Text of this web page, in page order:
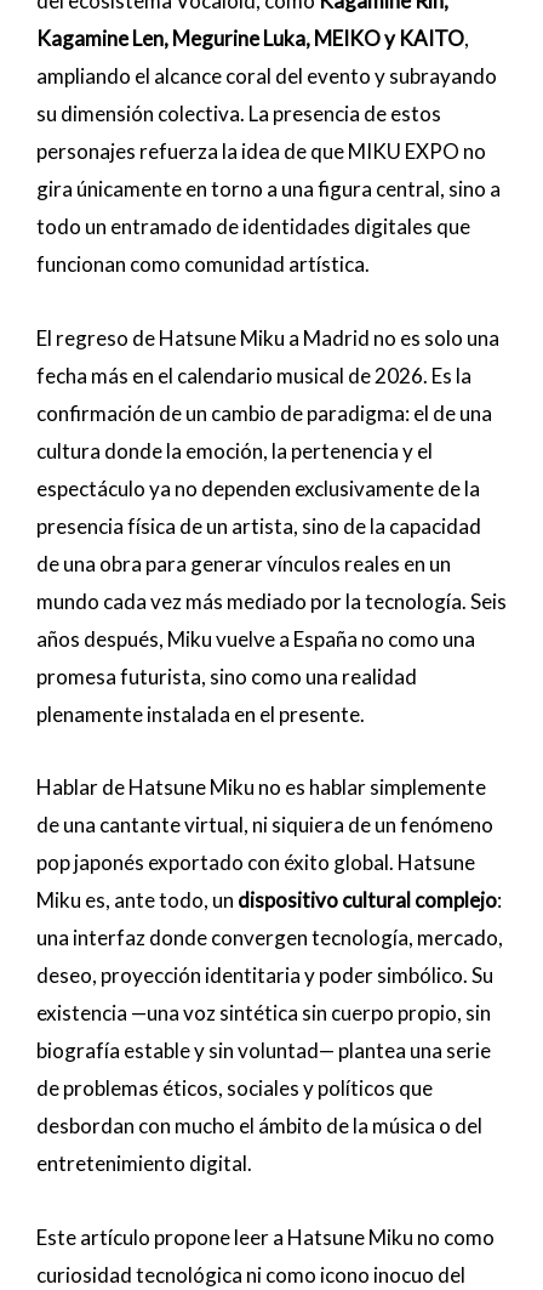
Kagamine Len, Megurine Luka, MEIKO y KAITO,
ampliando el alcance coral del evento y subrayando
su dimensión colectiva. La presencia de estos
personajes refuerza la idea de que MIKU EXPO no
gira únicamente en torno a una figura central, sino a
todo un entramado de identidades digitales que
funcionan como comunidad artística.
El regreso de Hatsune Miku a Madrid no es solo una
fecha más en el calendario musical de 2026. Es la
confirmación de un cambio de paradigma: el de una
cultura donde la emoción, la pertenencia y el
espectáculo ya no dependen exclusivamente de la
presencia física de un artista, sino de la capacidad
de una obra para generar vínculos reales en un
mundo cada vez más mediado por la tecnología. Seis
años después, Miku vuelve a España no como una
promesa futurista, sino como una realidad
plenamente instalada en el presente.
Hablar de Hatsune Miku no es hablar simplemente
de una cantante virtual, ni siquiera de un fenómeno
pop japonés exportado con éxito global. Hatsune
Miku es, ante todo, un dispositivo cultural complejo:
una interfaz donde convergen tecnología, mercado,
deseo, proyección identitaria y poder simbólico. Su
existencia —una voz sintética sin cuerpo propio, sin
biografía estable y sin voluntad— plantea una serie
de problemas éticos, sociales y políticos que
desbordan con mucho el ámbito de la música o del
entretenimiento digital.
Este artículo propone leer a Hatsune Miku no como
curiosidad tecnológica ni como icono inocuo del